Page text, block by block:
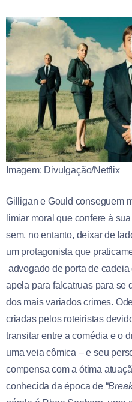
Imagem: Divulgação/Netflix
Gilligan e Gould conseguem
limiar moral que confere à
sem, no entanto, deixar de
um protagonista que
advogado de porta de
apela para falcatruas para se
dos mais variados crimes.
criadas pelos roteiristas
transitar entre a comédia e o
uma veia cômica – e seu
compensa com a ótima
conhecida da época de “